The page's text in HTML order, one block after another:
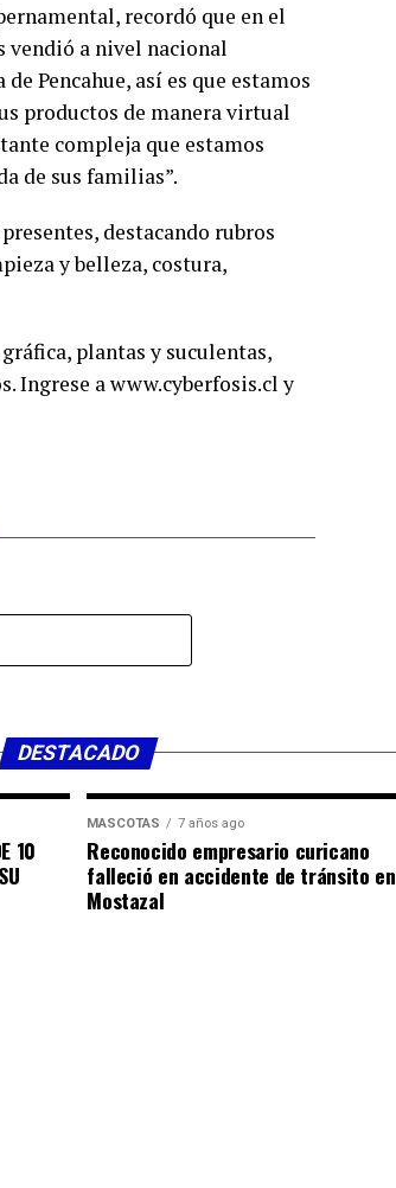
recordó que en el
vendió a nivel nacional
Pencahue, así es que estamos
productos de manera virtual
compleja que estamos
de sus familias”.
destacando rubros
y belleza, costura,
plantas y suculentas,
Ingrese a www.cyberfosis.cl y
DESTACADO
10
MASCOTAS 7 años ago
Reconocido empresario curicano
falleció en accidente de tránsito en
Mostazal